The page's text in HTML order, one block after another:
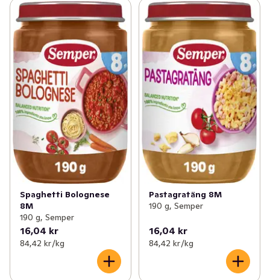
Spaghetti Bolognese
8M
190 g, Semper
16,04 kr
84,42 kr /kg
Pastagratäng 8M
190 g, Semper
16,04 kr
84,42 kr /kg